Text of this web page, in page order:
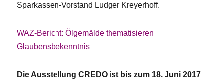
Sparkassen-Vorstand Ludger Kreyerhoff.
WAZ-Bericht: Ölgemälde thematisieren
Glaubensbekenntnis
Die Ausstellung CREDO ist bis zum 18. Juni 2017